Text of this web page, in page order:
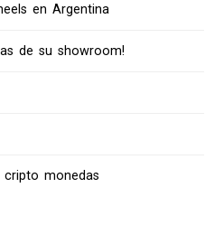
en Argentina
de su showroom!
monedas